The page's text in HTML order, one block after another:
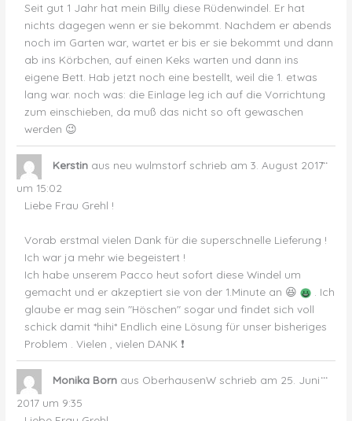
Seit gut 1 Jahr hat mein Billy diese Rüdenwindel. Er hat
nichts dagegen wenn er sie bekommt. Nachdem er abends
noch im Garten war, wartet er bis er sie bekommt und dann
ab ins Körbchen, auf einen Keks warten und dann ins
eigene Bett. Hab jetzt noch eine bestellt, weil die 1. etwas
lang war. noch was: die Einlage leg ich auf die Vorrichtung
zum einschieben, da muß das nicht so oft gewaschen
werden 😉
Kerstin aus neu wulmstorf schrieb am 3. August 2017
um 15:02
Liebe Frau Grehl !
Vorab erstmal vielen Dank für die superschnelle Lieferung !
Ich war ja mehr wie begeistert !
Ich habe unserem Pacco heut sofort diese Windel um
gemacht und er akzeptiert sie von der 1.Minute an 😆
. Ich
glaube er mag sein "Höschen" sogar und findet sich voll
schick damit *hihi* Endlich eine Lösung für unser bisheriges
Problem . Vielen , vielen DANK ❗
...
Monika Born aus OberhausenW schrieb am 25. Juni
2017 um 9:35
...